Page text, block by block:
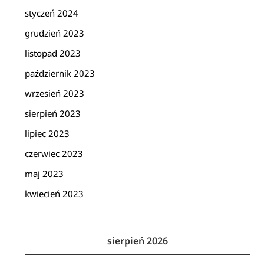
styczeń 2024
grudzień 2023
listopad 2023
październik 2023
wrzesień 2023
sierpień 2023
lipiec 2023
czerwiec 2023
maj 2023
kwiecień 2023
sierpień 2026